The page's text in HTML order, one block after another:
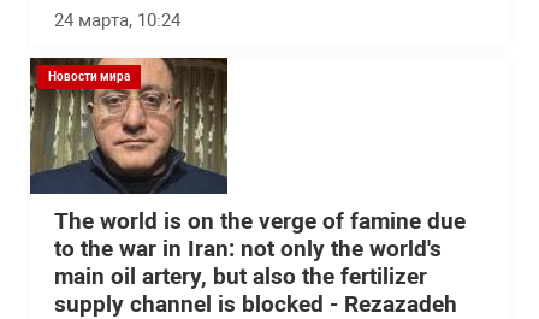
24 марта, 10:24
Новости мира
The world is on the verge of famine due
to the war in Iran: not only the world's
main oil artery, but also the fertilizer
supply channel is blocked - Rezazadeh